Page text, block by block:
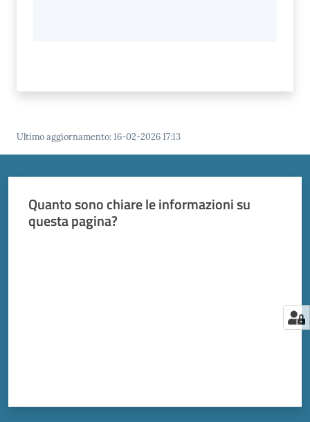
Ultimo aggiornamento:16-02-2026 17:13
Quanto sono chiare le informazioni su
questa pagina?